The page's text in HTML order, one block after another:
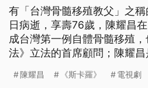
有「台灣骨髓移殖教父」之稱
日病逝，享壽76歲，陳耀昌
成台灣第一例自體骨髓移殖
法》立法的首席顧問；陳耀
卡羅》，在57屆金鐘獎入圍
陳耀昌 《斯卡羅》 電視劇